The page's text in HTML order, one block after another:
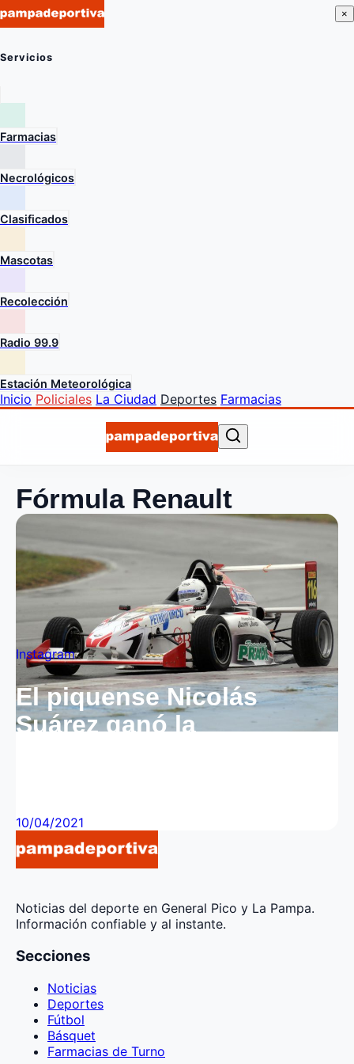
×
Servicios
Farmacias
Necrológicos
Clasificados
Mascotas
Recolección
Radio 99.9
Estación Meteorológica
Inicio Policiales La Ciudad Deportes Farmacias
Fórmula Renault
Instagram
El piquense Nicolás
Suárez ganó la
10/04/2021
Noticias del deporte en General Pico y La Pampa.
Información confiable y al instante.
Secciones
Noticias
Deportes
Fútbol
Básquet
Farmacias de Turno